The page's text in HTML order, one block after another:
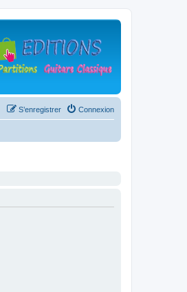
Connexion
S’enregistrer